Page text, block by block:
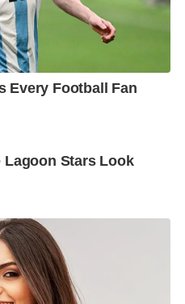
งอายุ ศูนย์ดูแลผู้สูงอายุใน
ธิอินเตอร์เน็ตร่วมพัฒนา
เป็นต้น พร้อมกันนี้แกร็บยังมี
นวยความสะดวกกับผู้ที่
เนอร์คนขับ ตั้งแต่ขั้นตอน
ริการตลอดระยะเวลาการ
าร่วมโครงการ “แกร็บวัย